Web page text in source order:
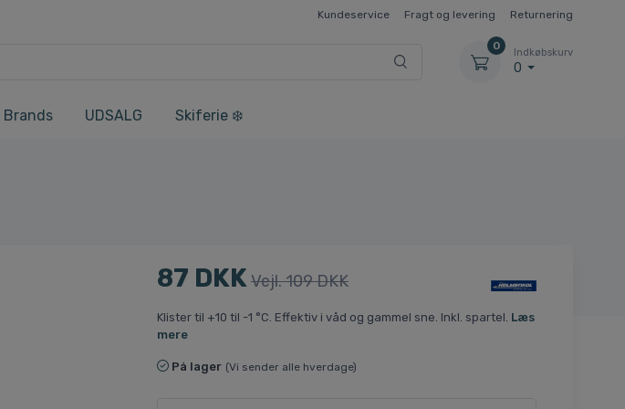
Kundeservice Fragt og levering Returnering
0
Indkøbskurv
0
Brands UDSALG Skiferie ❄️
87 DKK Vejl. 109 DKK
Klister til +10 til -1 °C. Effektiv i våd og gammel sne. Inkl. spartel. Læs
mere
På lager (Vi sender alle hverdage)